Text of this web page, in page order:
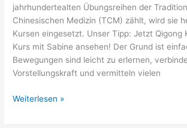
jahrhundertealten Übungsreihen der
Chinesischen Medizin (TCM) zählt, wird sie
Kursen eingesetzt. Unser Tipp: Jetzt Qigong
Kurs mit Sabine ansehen! Der Grund ist
Bewegungen sind leicht zu erlernen,
Vorstellungskraft und vermitteln vielen
Qigong
Weiterlesen »